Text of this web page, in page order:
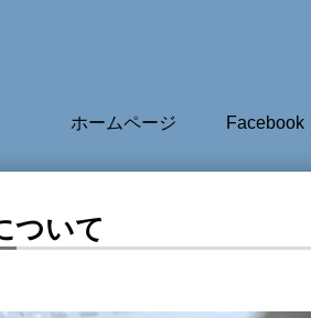
ホームページ Facebook
ついて